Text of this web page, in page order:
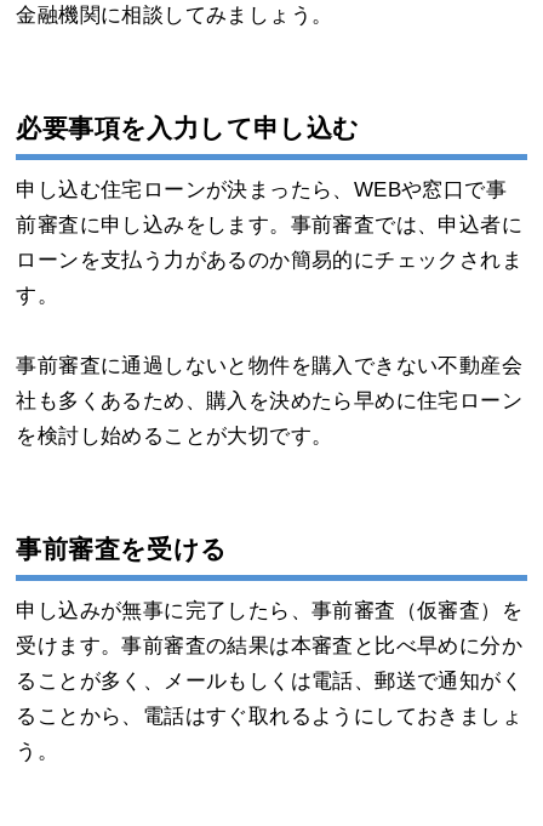
金融機関に相談してみましょう。
必要事項を入力して申し込む
申し込む住宅ローンが決まったら、WEBや窓口で事
前審査に申し込みをします。事前審査では、申込者に
ローンを支払う力があるのか簡易的にチェックされま
す。
事前審査に通過しないと物件を購入できない不動産会
社も多くあるため、購入を決めたら早めに住宅ローン
を検討し始めることが大切です。
事前審査を受ける
申し込みが無事に完了したら、事前審査（仮審査）を
受けます。事前審査の結果は本審査と比べ早めに分か
ることが多く、メールもしくは電話、郵送で通知がく
ることから、電話はすぐ取れるようにしておきましょ
う。